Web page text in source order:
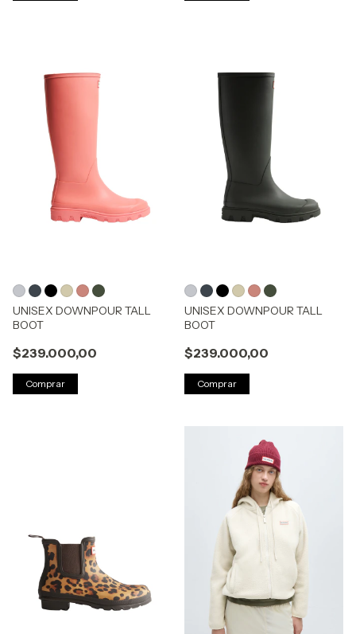
UNISEX DOWNPOUR TALL
BOOT
$239.000,00
Comprar
UNISEX DOWNPOUR TALL
BOOT
$239.000,00
Comprar